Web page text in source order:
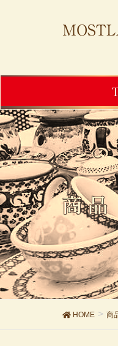
商品
HOME 商